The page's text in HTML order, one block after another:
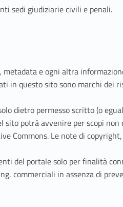
sedi giudiziarie civili e penali.
e ogni altra
in questo sito sono marchi dei
dietro permesso scritto (o
potrà avvenire per scopi non
Commons. Le note di
del portale solo per finalità
commerciali in assenza di